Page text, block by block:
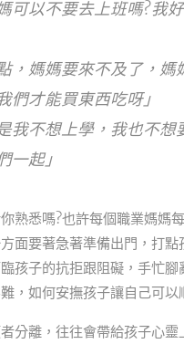
媽可以不要去上班嗎?我
點，媽媽要來不及了，
們才能買東西吃呀」
是我不想上學，我也不
一起」
熟悉嗎?也許每個職業媽媽
面要著急著準備出門，打
孩子的抗拒跟阻礙，手忙
，如何安撫孩子讓自己可以
分離，往往會帶給孩子心靈